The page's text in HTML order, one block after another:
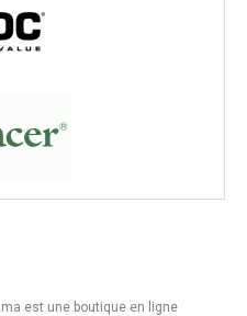
est une boutique en ligne